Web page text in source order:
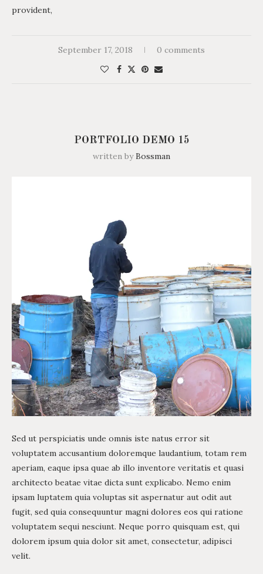
provident,
September 17, 2018 0 comments
PORTFOLIO DEMO 15
written byBossman
Sed ut perspiciatis unde omnis iste natus error sit
voluptatem accusantium doloremque laudantium, totam rem
aperiam, eaque ipsa quae ab illo inventore veritatis et quasi
architecto beatae vitae dicta sunt explicabo. Nemo enim
ipsam luptatem quia voluptas sit aspernatur aut odit aut
fugit, sed quia consequuntur magni dolores eos qui ratione
voluptatem sequi nesciunt. Neque porro quisquam est, qui
dolorem ipsum quia dolor sit amet, consectetur, adipisci
velit.